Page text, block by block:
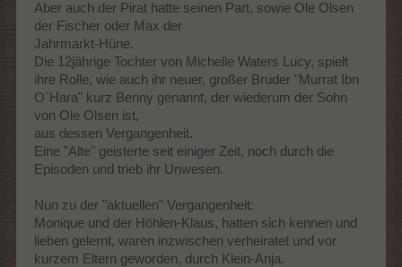
Aber auch der Pirat hatte seinen Part, sowie Ole Olsen
der Fischer oder Max der
Jahrmarkt-Hüne.
Die 12jährige Tochter von Michelle Waters Lucy, spielt
ihre Rolle, wie auch ihr neuer, großer Bruder "Murrat Ibn
O`Hara" kurz Benny genannt, der wiederum der Sohn
von Ole Olsen ist,
aus dessen Vergangenheit.
Eine "Alte" geisterte seit einiger Zeit, noch durch die
Episoden und trieb ihr Unwesen.
Nun zu der "aktuellen" Vergangenheit:
Monique und der Höhlen-Klaus, hatten sich kennen und
lieben gelernt, waren inzwischen verheiratet und vor
kurzem Eltern geworden, durch Klein-Anja.